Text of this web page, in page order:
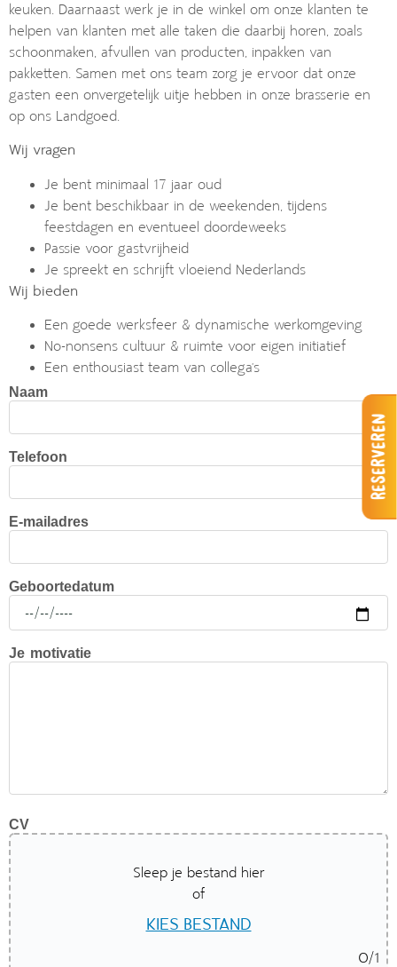
keuken. Daarnaast werk je in de winkel om onze klanten te
helpen van klanten met alle taken die daarbij horen, zoals
schoonmaken, afvullen van producten, inpakken van
pakketten. Samen met ons team zorg je ervoor dat onze
gasten een onvergetelijk uitje hebben in onze brasserie en
op ons Landgoed.
Wij vragen
Je bent minimaal 17 jaar oud
Je bent beschikbaar in de weekenden, tijdens
feestdagen en eventueel doordeweeks
Passie voor gastvrijheid
Je spreekt en schrijft vloeiend Nederlands
Wij bieden
Een goede werksfeer & dynamische werkomgeving
No-nonsens cultuur & ruimte voor eigen initiatief
Een enthousiast team van collega’s
Naam
Telefoon
E-mailadres
Geboortedatum
Je motivatie
CV
Sleep je bestand hier
of
KIES BESTAND
0/1
Reserveren